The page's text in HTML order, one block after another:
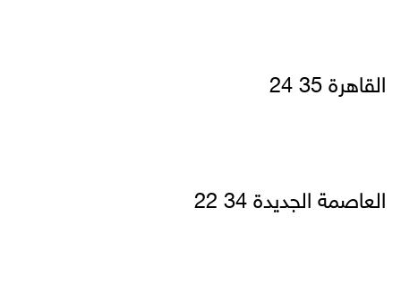
القاهرة 35 24
العاصمة الجديدة 34 22